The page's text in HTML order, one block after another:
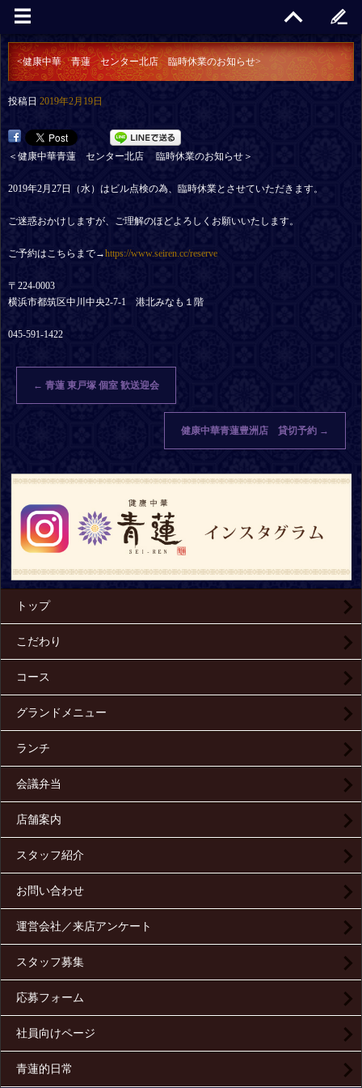
<健康中華 青蓮 センター北店 臨時休業のお知らせ>
投稿日 2019年2月19日
＜健康中華青蓮 センター北店 臨時休業のお知らせ＞
2019年2月27日（水）はビル点検の為、臨時休業とさせていただきます。
ご迷惑おかけしますが、ご理解のほどよろしくお願いいたします。
ご予約はこちらまで→https://www.seiren.cc/reserve
〒224-0003
横浜市都筑区中川中央2-7-1 港北みなも１階
045-591-1422
← 青蓮 東戸塚 個室 歓送迎会
健康中華青蓮豊洲店 貸切予約 →
トップ
こだわり
コース
グランドメニュー
ランチ
会議弁当
店舗案内
スタッフ紹介
お問い合わせ
運営会社／来店アンケート
スタッフ募集
応募フォーム
社員向けページ
青蓮的日常